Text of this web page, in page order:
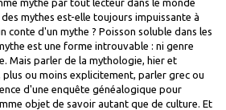
mythe par tout lecteur dans le monde
mythes est-elle toujours impuissante à
conte d'un mythe ? Poisson soluble dans les
est une forme introuvable : ni genre
Mais parler de la mythologie, hier et
ou moins explicitement, parler grec ou
d'une enquête généalogique pour
objet de savoir autant que de culture. Et